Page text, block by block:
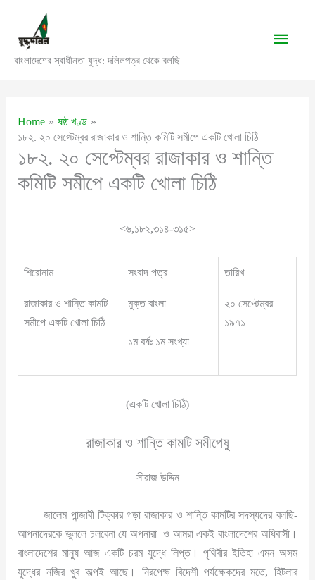
content
বাংলাদেশের স্বাধীনতা যুদ্ধ: দলিলপত্র থেকে বলছি
Main
Home
ষষ্ঠ খণ্ড
১৮২. ২০ সেপ্টেম্বর রাজাকার ও শান্তি কমিটি সমীপে একটি খোলা চিঠি
১৮২. ২০ সেপ্টেম্বর রাজাকার ও শান্তি
কমিটি সমীপে একটি খোলা চিঠি
<৬,১৮২,৩১৪-৩১৫>
শিরোনাম সংবাদ পত্র তারিখ
রাজাকার ও শান্তি কামটি
সমীপে একটি খোলা চিঠি
মুক্ত বাংলা
১ম বর্ষঃ ১ম সংখ্যা
২০ সেপ্টেম্বর
১৯৭১
(একটি খোলা চিঠি)
রাজাকার ও শান্তি কামটি সমীপেষু
সীরাজ উদ্দিন
জালেম পান্জাবী টিক্কার গড়া রাজাকার ও শান্তি কামটির সদস্যদের বলছি-
আপনাদেরকে ভুললে চলবেনা যে অপনারা ও আমরা একই বাংলাদেশের অধিবাসী।
বাংলাদেশের মানুষ আজ একটি চরম যুদ্ধে লিপ্ত। পৃথিবীর ইতিহা এমন অসম
যুদ্ধের নজির খুব অল্পই আছে। নিরপেক্ষ বিদেশী পর্যক্ষেকদের মতে, হিটলার